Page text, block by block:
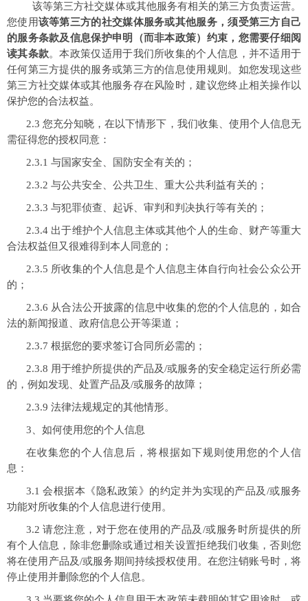
该等第三方社交媒体或其他服务有相关的第三方负责运营。
您使用该等第三方的社交媒体服务或其他服务，须受第三方自己
的服务条款及信息保护申明（而非本政策）约束，您需要仔细阅
读其条款。本政策仅适用于我们所收集的个人信息，并不适用于
任何第三方提供的服务或第三方的信息使用规则。如您发现这些
第三方社交媒体或其他服务存在风险时，建议您终止相关操作以
保护您的合法权益。
2.3 您充分知晓，在以下情形下，我们收集、使用个人信息无
需征得您的授权同意：
2.3.1 与国家安全、国防安全有关的；
2.3.2 与公共安全、公共卫生、重大公共利益有关的；
2.3.3 与犯罪侦查、起诉、审判和判决执行等有关的；
2.3.4 出于维护个人信息主体或其他个人的生命、财产等重大
合法权益但又很难得到本人同意的；
2.3.5 所收集的个人信息是个人信息主体自行向社会公众公开
的；
2.3.6 从合法公开披露的信息中收集的您的个人信息的，如合
法的新闻报道、政府信息公开等渠道；
2.3.7 根据您的要求签订合同所必需的；
2.3.8 用于维护所提供的产品及/或服务的安全稳定运行所必需
的，例如发现、处置产品及/或服务的故障；
2.3.9 法律法规规定的其他情形。
3、如何使用您的个人信息
在收集您的个人信息后，将根据如下规则使用您的个人信
息：
3.1 会根据本《隐私政策》的约定并为实现的产品及/或服务
功能对所收集的个人信息进行使用。
3.2 请您注意，对于您在使用的产品及/或服务时所提供的所
有个人信息，除非您删除或通过相关设置拒绝我们收集，否则您
将在使用产品及/或服务期间持续授权使用。在您注销账号时，将
停止使用并删除您的个人信息。